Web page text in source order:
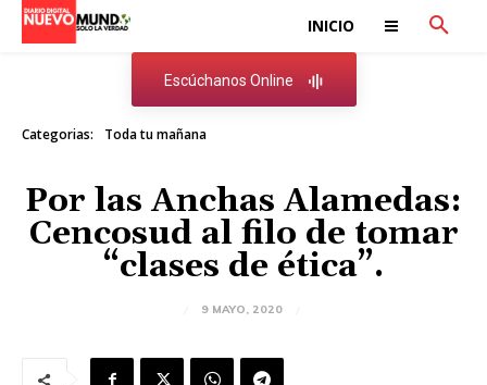
INICIO
Escúchanos Online
Categorias: Toda tu mañana
Por las Anchas Alamedas:
Cencosud al filo de tomar
“clases de ética”.
9 MAYO, 2020